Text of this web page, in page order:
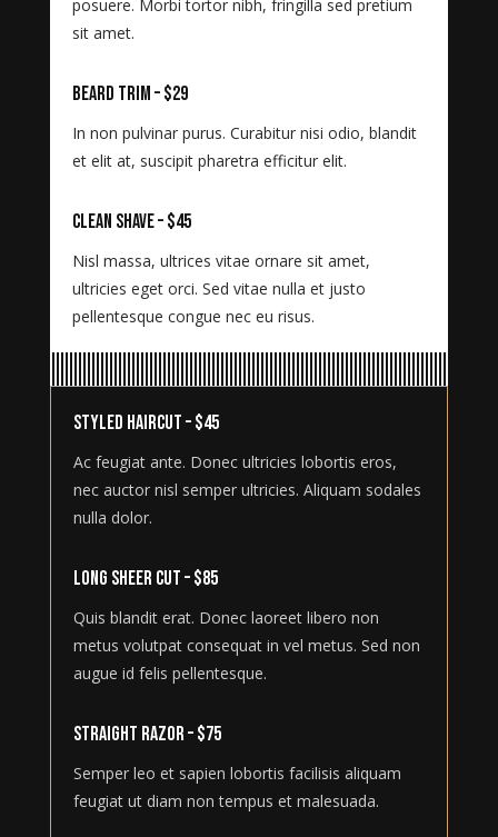
posuere. Morbi tortor nibh, fringilla sed pretium
sit amet.
Beard Trim – $29
In non pulvinar purus. Curabitur nisi odio, blandit
et elit at, suscipit pharetra efficitur elit.
Clean Shave – $45
Nisl massa, ultrices vitae ornare sit amet,
ultricies eget orci. Sed vitae nulla et justo
pellentesque congue nec eu risus.
Styled Haircut – $45
Ac feugiat ante. Donec ultricies lobortis eros,
nec auctor nisl semper ultricies. Aliquam sodales
nulla dolor.
Long Sheer Cut – $85
Quis blandit erat. Donec laoreet libero non
metus volutpat consequat in vel metus. Sed non
augue id felis pellentesque.
Straight Razor – $75
Semper leo et sapien lobortis facilisis aliquam
feugiat ut diam non tempus et malesuada.